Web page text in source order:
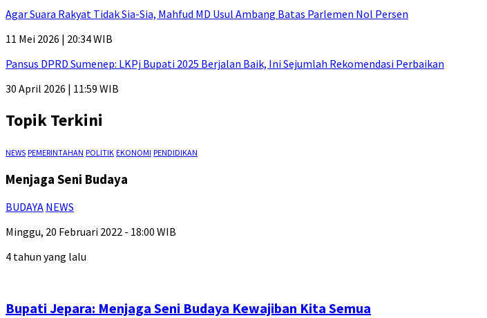
Agar Suara Rakyat Tidak Sia-Sia, Mahfud MD Usul Ambang Batas Parlemen Nol Persen
11 Mei 2026 | 20:34 WIB
Pansus DPRD Sumenep: LKPj Bupati 2025 Berjalan Baik, Ini Sejumlah Rekomendasi Perbaikan
30 April 2026 | 11:59 WIB
Topik Terkini
NEWS PEMERINTAHAN POLITIK EKONOMI PENDIDIKAN
Menjaga Seni Budaya
BUDAYA NEWS
Minggu, 20 Februari 2022 - 18:00 WIB
4 tahun yang lalu
Bupati Jepara: Menjaga Seni Budaya Kewajiban Kita Semua